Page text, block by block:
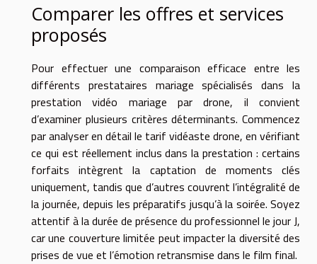
Comparer les offres et services
proposés
Pour effectuer une comparaison efficace entre les
différents prestataires mariage spécialisés dans la
prestation vidéo mariage par drone, il convient
d’examiner plusieurs critères déterminants. Commencez
par analyser en détail le tarif vidéaste drone, en vérifiant
ce qui est réellement inclus dans la prestation : certains
forfaits intègrent la captation de moments clés
uniquement, tandis que d’autres couvrent l’intégralité de
la journée, depuis les préparatifs jusqu’à la soirée. Soyez
attentif à la durée de présence du professionnel le jour J,
car une couverture limitée peut impacter la diversité des
prises de vue et l’émotion retransmise dans le film final.